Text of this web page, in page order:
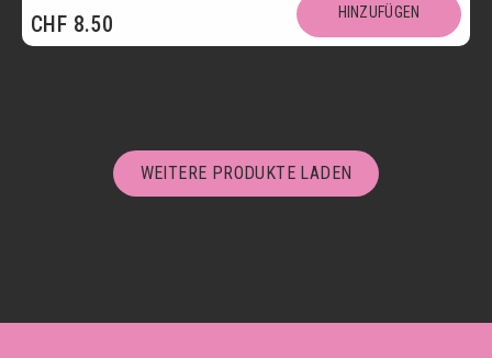
CHF 8.50 HINZUFÜGEN
WEITERE PRODUKTE LADEN